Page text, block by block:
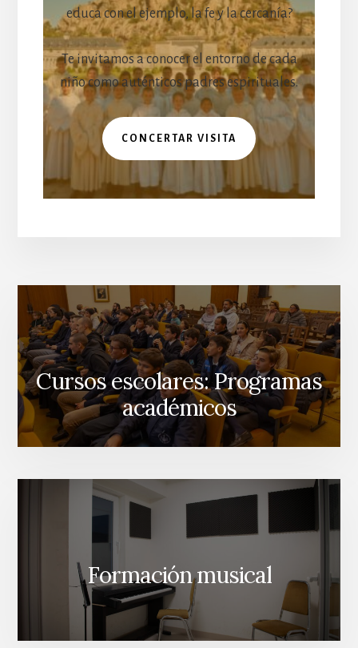
educa con el ejemplo, la fe y la cercanía?
Te invitamos a conocer el entorno de cada
niño como auténticos padres espirituales.
CONCERTAR VISITA
Cursos escolares: Programas
académicos
Formación musical